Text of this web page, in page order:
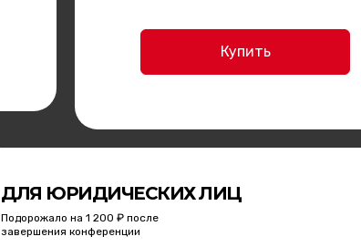
Купить
Подорожало на 1 200 ₽ после
завершения конференции
ДЛЯ ЮРИДИЧЕСКИХ ЛИЦ